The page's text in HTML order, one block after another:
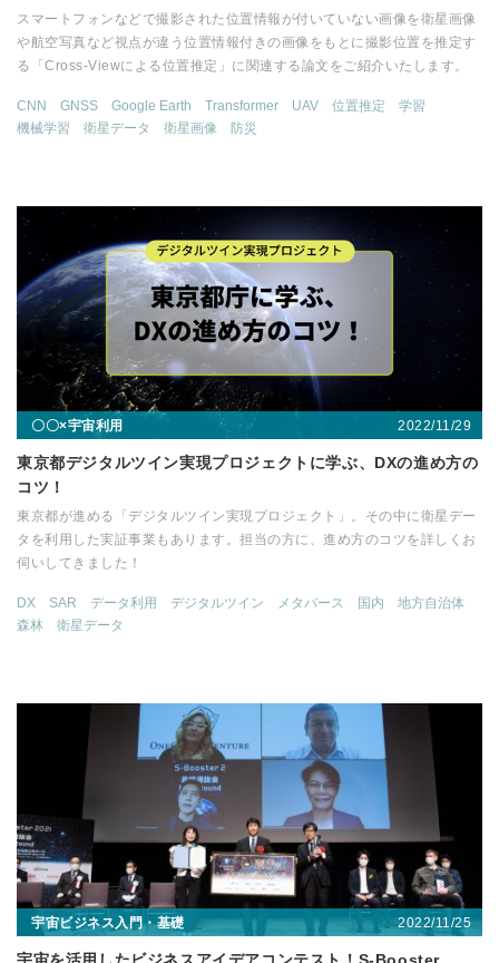
スマートフォンなどで撮影された位置情報が付いていない画像を衛星画像
や航空写真など視点が違う位置情報付きの画像をもとに撮影位置を推定す
る「Cross-Viewによる位置推定」に関連する論文をご紹介いたします。
CNN GNSS Google Earth Transformer UAV 位置推定
学習
機械学習
衛星データ 衛星画像 防災
〇〇×宇宙利用 2022/11/29
東京都デジタルツイン実現プロジェクトに学ぶ、DXの進め方の
コツ！
東京都が進める「デジタルツイン実現プロジェクト」。その中に衛星デー
タを利用した実証事業もあります。担当の方に、進め方のコツを詳しくお
伺いしてきました！
DX SAR データ利用 デジタルツイン メタバース 国内
地方自治体
森林
衛星データ
宇宙ビジネス入門・基礎 2022/11/25